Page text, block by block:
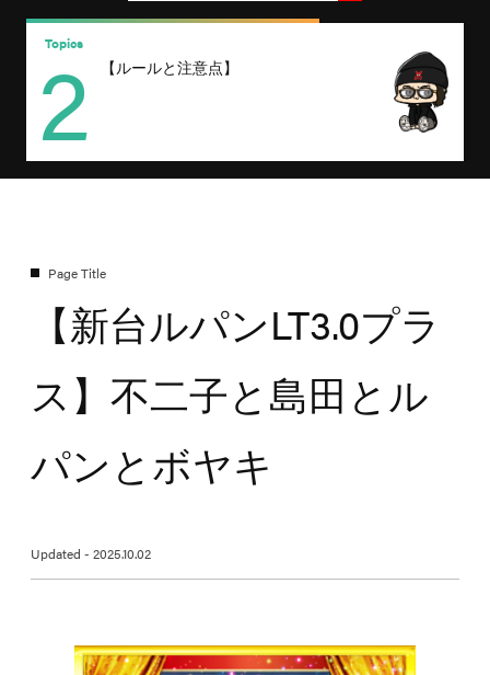
【ルールと注意点】
Topics
2
【新台ルパンLT3.0プラ
ス】不二子と島田とル
パンとボヤキ
Updated - 2025.10.02